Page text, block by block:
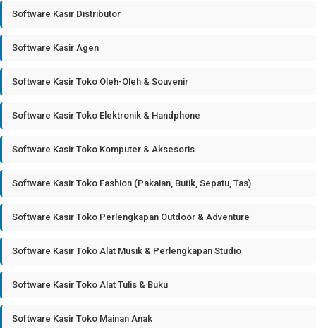
Software Kasir Distributor
Software Kasir Agen
Software Kasir Toko Oleh-Oleh & Souvenir
Software Kasir Toko Elektronik & Handphone
Software Kasir Toko Komputer & Aksesoris
Software Kasir Toko Fashion (Pakaian, Butik, Sepatu, Tas)
Software Kasir Toko Perlengkapan Outdoor & Adventure
Software Kasir Toko Alat Musik & Perlengkapan Studio
Software Kasir Toko Alat Tulis & Buku
Software Kasir Toko Mainan Anak